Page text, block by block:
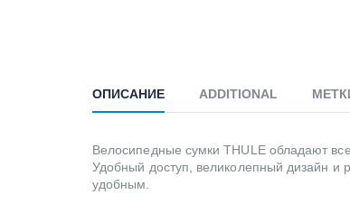
ОПИСАНИЕ ADDITIONAL
Велосипедные сумки THULE обладают
Удобный доступ, великолепный дизайн
удобным.